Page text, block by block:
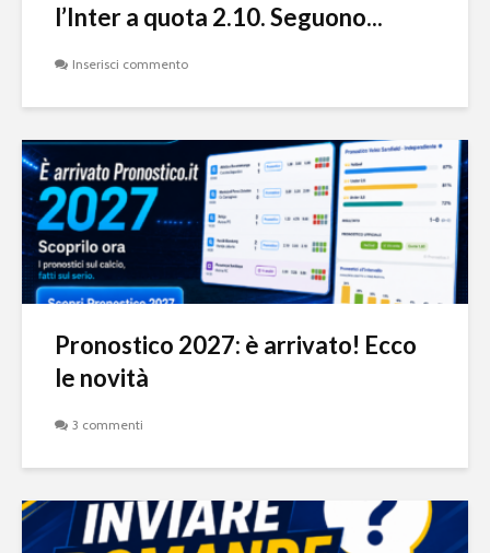
l’Inter a quota 2.10. Seguono...
Inserisci commento
Pronostico 2027: è arrivato! Ecco
le novità
3 commenti